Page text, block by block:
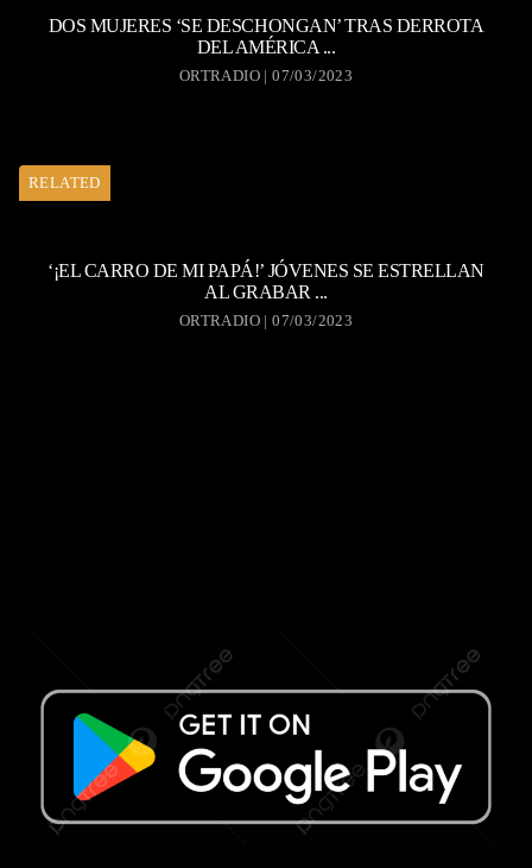
DOS MUJERES ‘SE DESCHONGAN’ TRAS DERROTA
DEL AMÉRICA ...
ORTRADIO | 07/03/2023
RELATED
‘¡EL CARRO DE MI PAPÁ!’ JÓVENES SE ESTRELLAN
AL GRABAR ...
ORTRADIO | 07/03/2023